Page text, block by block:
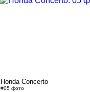
Honda Concerto
#05 фото